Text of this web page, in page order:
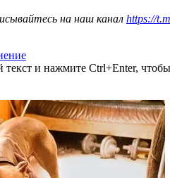
на наш канал https://
и нажмите Ctrl+Enter,